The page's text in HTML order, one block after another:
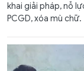
khai giải pháp, nỗ
PCGD, xóa mù chữ.